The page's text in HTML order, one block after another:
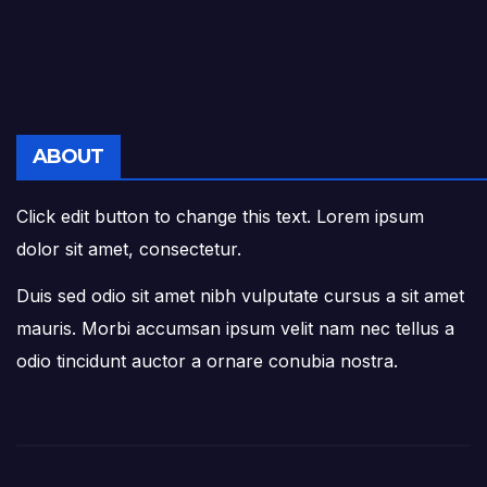
ABOUT
Click edit button to change this text. Lorem ipsum
dolor sit amet, consectetur.
Duis sed odio sit amet nibh vulputate cursus a sit amet
mauris. Morbi accumsan ipsum velit nam nec tellus a
odio tincidunt auctor a ornare conubia nostra.